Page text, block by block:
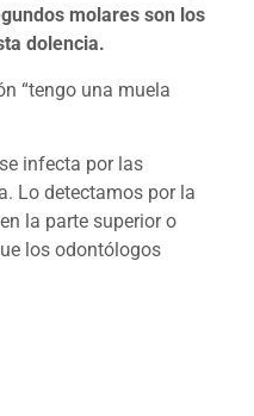
molares son los
dolencia.
“tengo una muela
infecta por las
Lo detectamos por la
la parte superior o
los odontólogos